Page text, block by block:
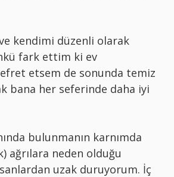
ve kendimi düzenli olarak
fark ettim ki ev
etsem de sonunda temiz
bana her seferinde daha iyi
bulunmanın karnımda
ağrılara neden olduğu
uzak duruyorum. İç